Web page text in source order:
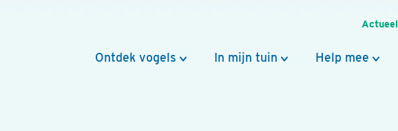
Actueel
Ontdek vogels In mijn tuin Help mee